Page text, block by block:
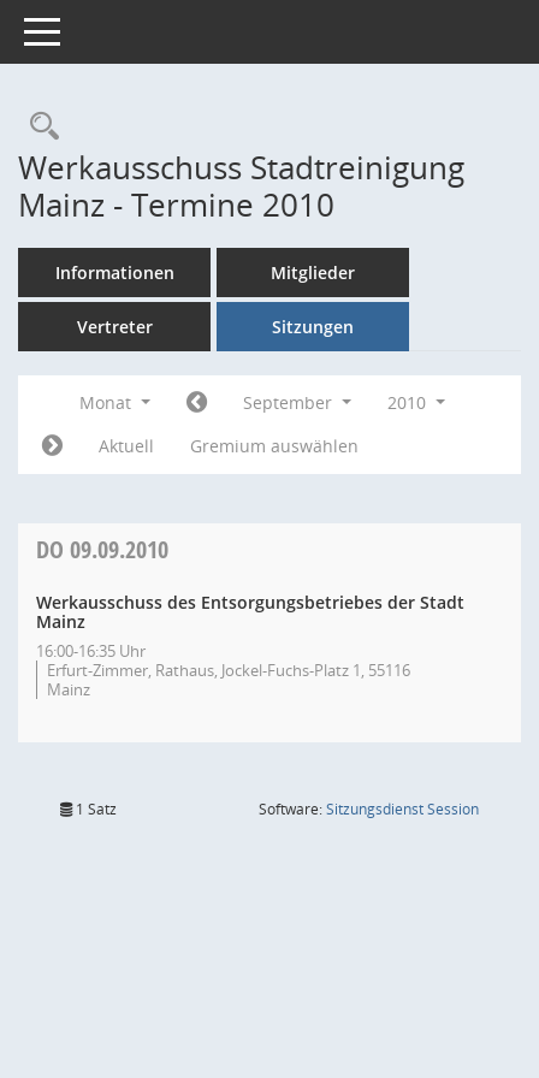
Toggle navigation
Rechercheauswahl
Werkausschuss Stadtreinigung
Mainz - Termine 2010
Informationen Mitglieder
Vertreter Sitzungen
Monat September
2010
Aktuell
Gremium auswählen
DO 09.09.2010
Werkausschuss des Entsorgungsbetriebes der Stadt
Mainz
16:00-16:35 Uhr
Erfurt-Zimmer, Rathaus, Jockel-Fuchs-Platz 1, 55116
Mainz
1 Satz Software:SitzungsdienstSession(Wird in